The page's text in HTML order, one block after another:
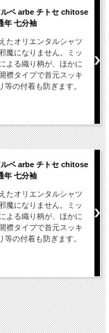
ベ arbe チトセ chitose
年 七分袖
たオリエンタルシャツ
魔になりません。ミッ
よる織り柄が、ほかに
襟タイプで首元スッキ
の付着も防ぎます。
ベ arbe チトセ chitose
年 七分袖
たオリエンタルシャツ
魔になりません。ミッ
よる織り柄が、ほかに
襟タイプで首元スッキ
の付着も防ぎます。